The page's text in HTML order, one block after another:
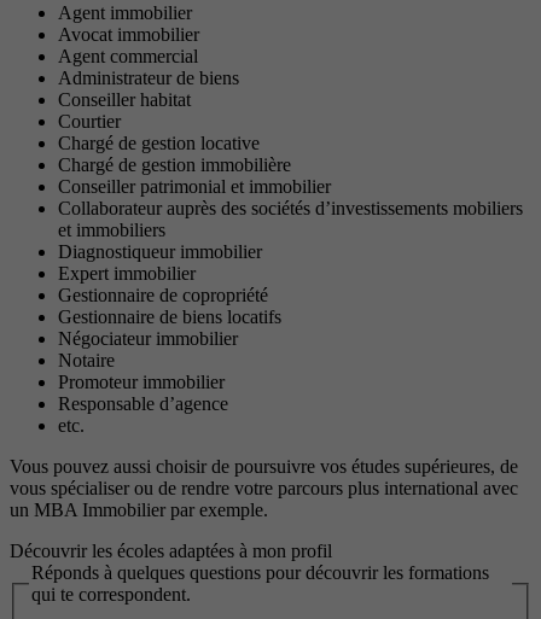
Agent immobilier
Avocat immobilier
Agent commercial
Administrateur de biens
Conseiller habitat
Courtier
Chargé de gestion locative
Chargé de gestion immobilière
Conseiller patrimonial et immobilier
Collaborateur auprès des sociétés d’investissements mobiliers
et immobiliers
Diagnostiqueur immobilier
Expert immobilier
Gestionnaire de copropriété
Gestionnaire de biens locatifs
Négociateur immobilier
Notaire
Promoteur immobilier
Responsable d’agence
etc.
Vous pouvez aussi choisir de poursuivre vos études supérieures, de
vous spécialiser ou de rendre votre parcours plus international avec
un MBA Immobilier par exemple.
Découvrir les écoles adaptées à mon profil
Réponds à quelques questions pour découvrir les formations
qui te correspondent.